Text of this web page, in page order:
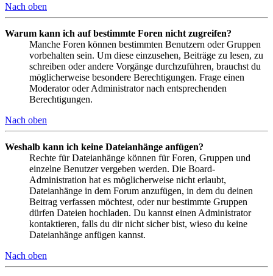
Nach oben
Warum kann ich auf bestimmte Foren nicht zugreifen?
Manche Foren können bestimmten Benutzern oder Gruppen
vorbehalten sein. Um diese einzusehen, Beiträge zu lesen, zu
schreiben oder andere Vorgänge durchzuführen, brauchst du
möglicherweise besondere Berechtigungen. Frage einen
Moderator oder Administrator nach entsprechenden
Berechtigungen.
Nach oben
Weshalb kann ich keine Dateianhänge anfügen?
Rechte für Dateianhänge können für Foren, Gruppen und
einzelne Benutzer vergeben werden. Die Board-
Administration hat es möglicherweise nicht erlaubt,
Dateianhänge in dem Forum anzufügen, in dem du deinen
Beitrag verfassen möchtest, oder nur bestimmte Gruppen
dürfen Dateien hochladen. Du kannst einen Administrator
kontaktieren, falls du dir nicht sicher bist, wieso du keine
Dateianhänge anfügen kannst.
Nach oben